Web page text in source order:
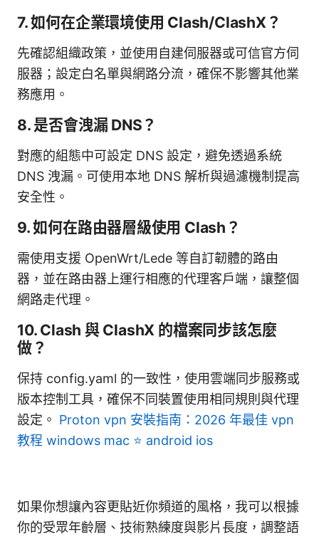
7. 如何在企業環境使用 Clash/ClashX？
先確認組織政策，並使用自建伺服器或可信官方伺
服器；設定白名單與網路分流，確保不影響其他業
務應用。
8. 是否會洩漏 DNS？
對應的組態中可設定 DNS 設定，避免透過系統
DNS 洩漏。可使用本地 DNS 解析與過濾機制提高
安全性。
9. 如何在路由器層級使用 Clash？
需使用支援 OpenWrt/Lede 等自訂韌體的路由
器，並在路由器上運行相應的代理客戶端，讓整個
網路走代理。
10. Clash 與 ClashX 的檔案同步該怎麼
做？
保持 config.yaml 的一致性，使用雲端同步服務或
版本控制工具，確保不同裝置使用相同規則與代理
設定。 Proton vpn 安裝指南：2026 年最佳 vpn
教程 windows mac ⭐ android ios
如果你想讓內容更貼近你頻道的風格，我可以根據
你的受眾年齡層、技術熟練度與影片長度，調整語